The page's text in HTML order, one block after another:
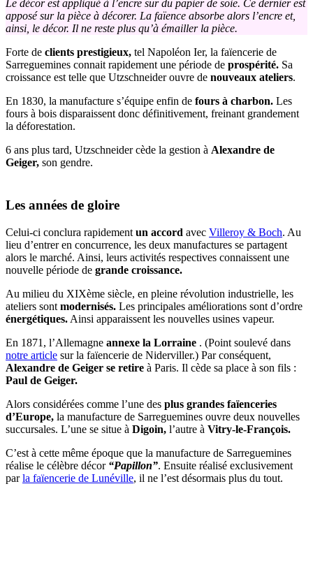
Le décor est appliqué à l’encre sur du papier de soie. Ce dernier est
apposé sur la pièce à décorer. La faïence absorbe alors l’encre et,
ainsi, le décor. Il ne reste plus qu’à émailler la pièce.
Forte de clients prestigieux, tel Napoléon Ier, la faïencerie de
Sarreguemines connait rapidement une période de prospérité. Sa
croissance est telle que Utzschneider ouvre de nouveaux ateliers.
En 1830, la manufacture s’équipe enfin de fours à charbon. Les
fours à bois disparaissent donc définitivement, freinant grandement
la déforestation.
6 ans plus tard, Utzschneider cède la gestion à Alexandre de
Geiger, son gendre.
Les années de gloire
Celui-ci conclura rapidement un accord avec Villeroy & Boch. Au
lieu d’entrer en concurrence, les deux manufactures se partagent
alors le marché. Ainsi, leurs activités respectives connaissent une
nouvelle période de grande croissance.
Au milieu du XIXème siècle, en pleine révolution industrielle, les
ateliers sont modernisés. Les principales améliorations sont d’ordre
énergétiques. Ainsi apparaissent les nouvelles usines vapeur.
En 1871, l’Allemagne annexe la Lorraine . (Point soulevé dans
notre article sur la faïencerie de Niderviller.) Par conséquent,
Alexandre de Geiger se retire à Paris. Il cède sa place à son fils :
Paul de Geiger.
Alors considérées comme l’une des plus grandes faïenceries
d’Europe, la manufacture de Sarreguemines ouvre deux nouvelles
succursales. L’une se situe à Digoin, l’autre à Vitry-le-François.
C’est à cette même époque que la manufacture de Sarreguemines
réalise le célèbre décor “Papillon”. Ensuite réalisé exclusivement
parla faïencerie de Lunéville, il ne l’est désormais plus du tout.